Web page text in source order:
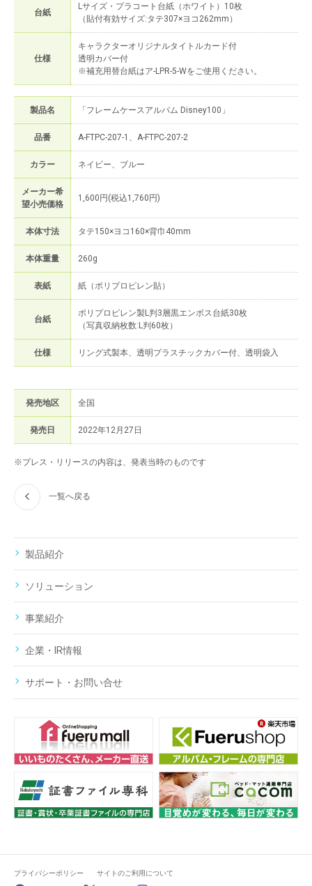
台紙
Lサイズ・プラコート台紙（ホワイト）10枚
（貼付有効サイズ:タテ307×ヨコ262mm）
仕様
キャラクターオリジナルタイトルカード付
透明カバー付
※補充用替台紙はア-LPR-5-Wをご使用ください。
製品名 「フレームケースアルバム Disney100」
品番 A-FTPC-207-1、A-FTPC-207-2
カラー ネイビー、ブルー
メーカー希
望小売価格
1,600円(税込1,760円)
本体寸法 タテ150×ヨコ160×背巾40mm
本体重量 260g
表紙 紙（ポリプロピレン貼）
台紙
ポリプロピレン製L判3層黒エンボス台紙30枚
（写真収納枚数:L判60枚）
仕様 リング式製本、透明プラスチックカバー付、透明袋入
発売地区 全国
発売日 2022年12月27日
※プレス・リリースの内容は、発表当時のものです
一覧へ戻る
製品紹介
ソリューション
事業紹介
企業・IR情報
サポート・お問い合せ
プライバシーポリシー サイトのご利用について